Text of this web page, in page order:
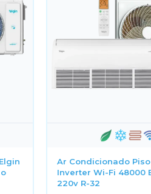
Ar Condicionado
Inverter Wi-Fi 48000
220v R-32